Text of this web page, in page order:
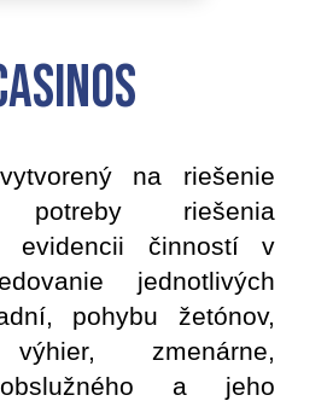
na riešenie
potreby riešenia
evidencii činností v
jednotlivých
pohybu žetónov,
zmenárne,
a jeho